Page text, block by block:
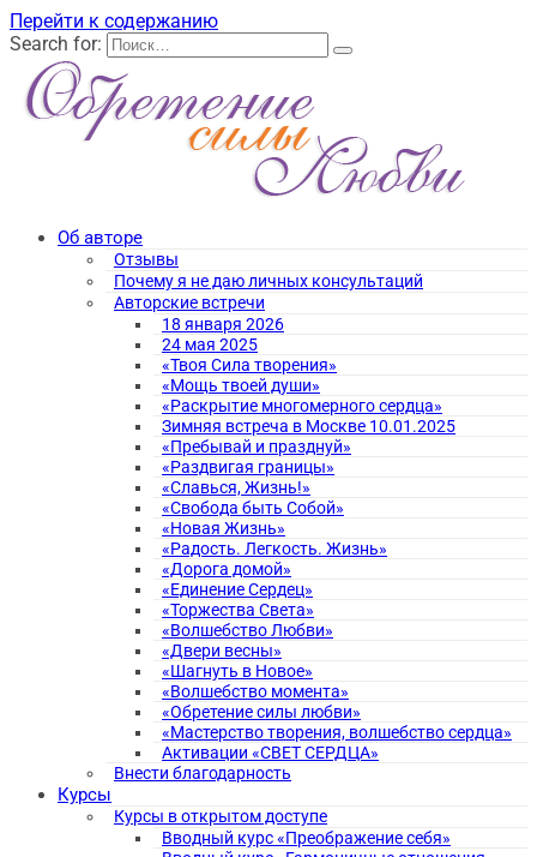
Перейти к содержанию
Search for:
Об авторе
Отзывы
Почему я не даю личных консультаций
Авторские встречи
18 января 2026
24 мая 2025
«Твоя Сила творения»
«Мощь твоей души»
«Раскрытие многомерного сердца»
Зимняя встреча в Москве 10.01.2025
«Пребывай и празднуй»
«Раздвигая границы»
«Славься, Жизнь!»
«Свобода быть Собой»
«Новая Жизнь»
«Радость. Легкость. Жизнь»
«Дорога домой»
«Единение Сердец»
«Торжества Света»
«Волшебство Любви»
«Двери весны»
«Шагнуть в Новое»
«Волшебство момента»
«Обретение силы любви»
«Мастерство творения, волшебство сердца»
Активации «СВЕТ СЕРДЦА»
Внести благодарность
Курсы
Курсы в открытом доступе
Вводный курс «Преображение себя»